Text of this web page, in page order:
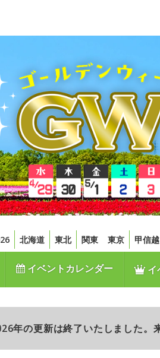
北海道 東北 関東 東京 甲信越
イベントカレンダー イ
年の更新は終了いたしました。